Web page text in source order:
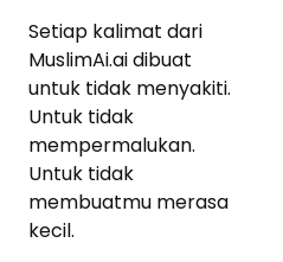
Setiap kalimat dari
MuslimAi.ai dibuat
untuk tidak menyakiti.
Untuk tidak
mempermalukan.
Untuk tidak
membuatmu merasa
kecil.